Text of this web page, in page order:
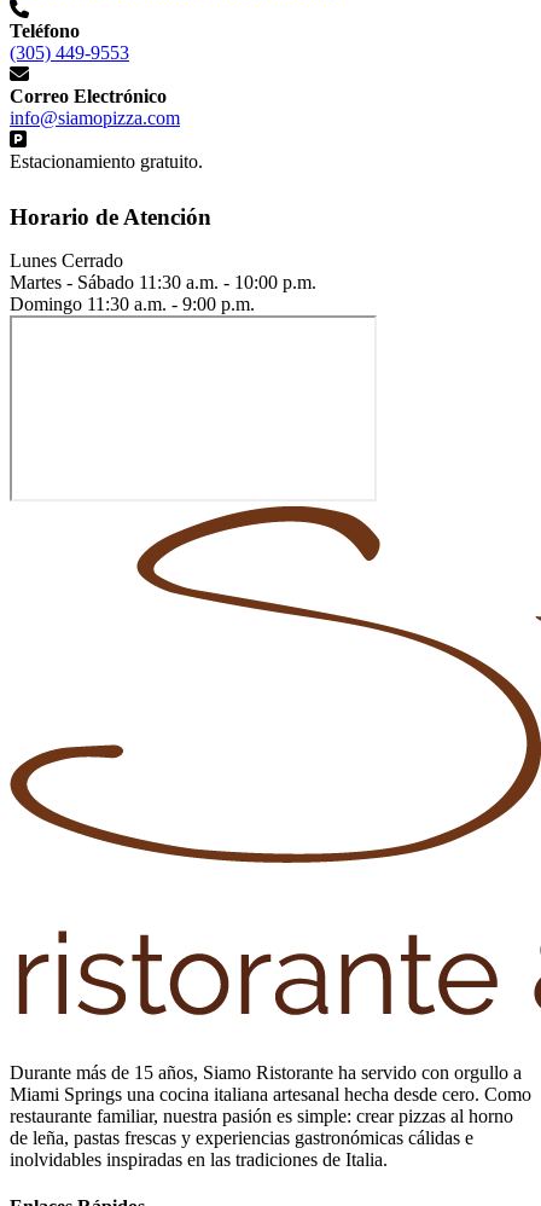
Teléfono
(305) 449-9553
Correo Electrónico
info@siamopizza.com
Estacionamiento gratuito.
Horario de Atención
Lunes Cerrado
Martes - Sábado 11:30 a.m. - 10:00 p.m.
Domingo 11:30 a.m. - 9:00 p.m.
Durante más de 15 años, Siamo Ristorante ha servido con orgullo a
Miami Springs una cocina italiana artesanal hecha desde cero. Como
restaurante familiar, nuestra pasión es simple: crear pizzas al horno
de leña, pastas frescas y experiencias gastronómicas cálidas e
inolvidables inspiradas en las tradiciones de Italia.